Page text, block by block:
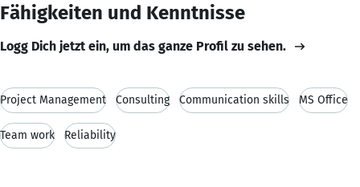
Fähigkeiten und Kenntnisse
Logg Dich jetzt ein, um das ganze Profil zu sehen.
Project Management Consulting Communication skills MS Office
Team work Reliability